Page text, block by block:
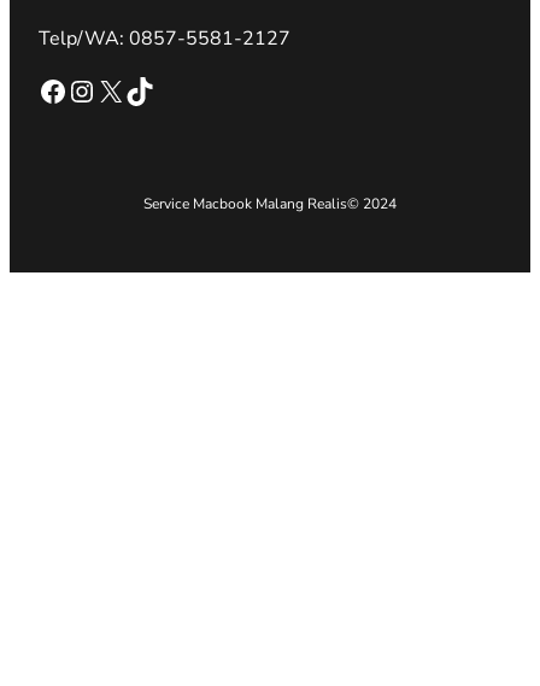
Telp/WA: 0857-5581-2127
Facebook Instagram X TikTok
Service Macbook Malang Realis© 2024